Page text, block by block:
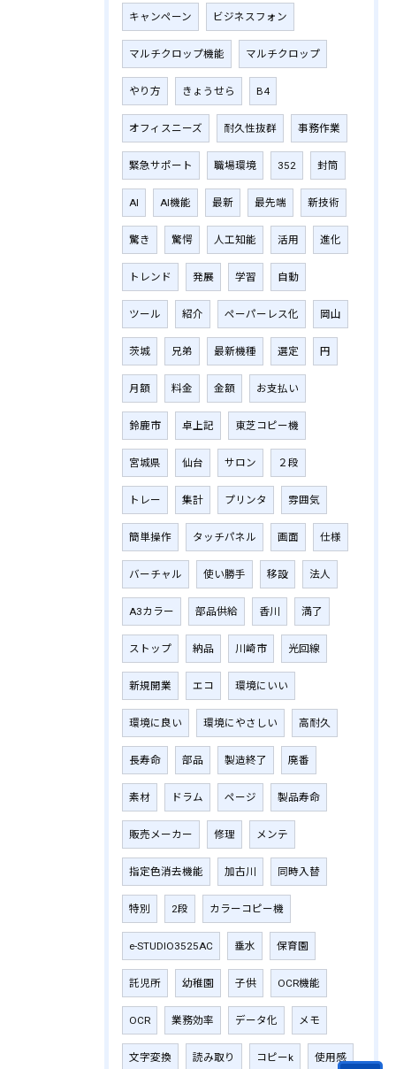
キャンペーン ビジネスフォン
マルチクロップ機能 マルチクロップ
やり方 きょうせら B4
オフィスニーズ 耐久性抜群 事務作業
緊急サポート 職場環境 352 封筒
AI AI機能 最新 最先端 新技術
驚き 驚愕 人工知能 活用 進化
トレンド 発展 学習 自動
ツール 紹介 ペーパーレス化 岡山
茨城 兄弟 最新機種 選定 円
月額 料金 金額 お支払い
鈴鹿市 卓上記 東芝コピー機
宮城県 仙台 サロン ２段
トレー 集計 プリンタ 雰囲気
簡単操作 タッチパネル 画面 仕様
バーチャル 使い勝手 移設 法人
A3カラー 部品供給 香川 満了
ストップ 納品 川崎市 光回線
新規開業 エコ 環境にいい
環境に良い 環境にやさしい 高耐久
長寿命 部品 製造終了 廃番
素材 ドラム ページ 製品寿命
販売メーカー 修理 メンテ
指定色消去機能 加古川 同時入替
特別 2段 カラーコピー機
e-STUDIO3525AC 垂水 保育園
託児所 幼稚園 子供 OCR機能
OCR 業務効率 データ化 メモ
文字変換 読み取り コピーk 使用感